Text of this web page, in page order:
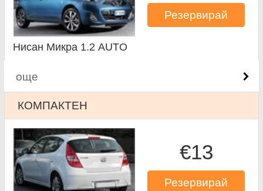
Резервирай
Нисан Микра 1.2 AUTO
още
КОМПАКТЕН
€13
Резервирай